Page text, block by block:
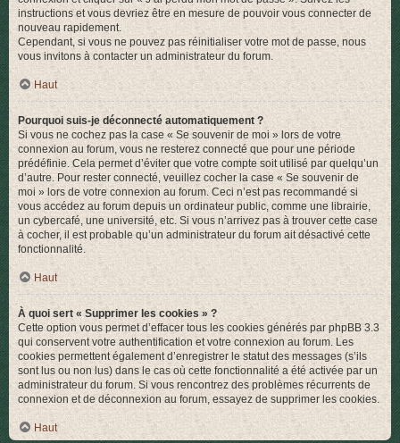
instructions et vous devriez être en mesure de pouvoir vous connecter de
nouveau rapidement.
Cependant, si vous ne pouvez pas réinitialiser votre mot de passe, nous
vous invitons à contacter un administrateur du forum.
Haut
Pourquoi suis-je déconnecté automatiquement ?
Si vous ne cochez pas la case « Se souvenir de moi » lors de votre
connexion au forum, vous ne resterez connecté que pour une période
prédéfinie. Cela permet d’éviter que votre compte soit utilisé par quelqu’un
d’autre. Pour rester connecté, veuillez cocher la case « Se souvenir de
moi » lors de votre connexion au forum. Ceci n’est pas recommandé si
vous accédez au forum depuis un ordinateur public, comme une librairie,
un cybercafé, une université, etc. Si vous n’arrivez pas à trouver cette case
à cocher, il est probable qu’un administrateur du forum ait désactivé cette
fonctionnalité.
Haut
À quoi sert « Supprimer les cookies » ?
Cette option vous permet d’effacer tous les cookies générés par phpBB 3.3
qui conservent votre authentification et votre connexion au forum. Les
cookies permettent également d’enregistrer le statut des messages (s’ils
sont lus ou non lus) dans le cas où cette fonctionnalité a été activée par un
administrateur du forum. Si vous rencontrez des problèmes récurrents de
connexion et de déconnexion au forum, essayez de supprimer les cookies.
Haut